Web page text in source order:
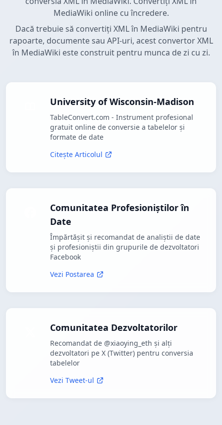
MediaWiki online cu încredere.
Dacă trebuie să convertiți XML în MediaWiki pentru
rapoarte, documente sau API-uri, acest convertor XML
în MediaWiki este construit pentru munca de zi cu zi.
University of Wisconsin-Madison
TableConvert.com - Instrument profesional
gratuit online de conversie a tabelelor și
formate de date
Citește Articolul
Comunitatea Profesioniștilor în
Date
Împărtășit și recomandat de analiștii de date
și profesioniștii din grupurile de dezvoltatori
Facebook
Vezi Postarea
Comunitatea Dezvoltatorilor
Recomandat de @xiaoying_eth și alți
dezvoltatori pe X (Twitter) pentru conversia
tabelelor
Vezi Tweet-ul